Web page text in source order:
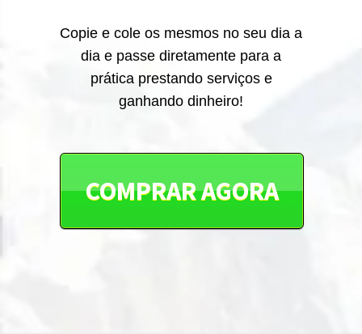
Copie e cole os mesmos no seu dia a
dia e passe diretamente para a
prática prestando serviços e
ganhando dinheiro!
COMPRAR AGORA